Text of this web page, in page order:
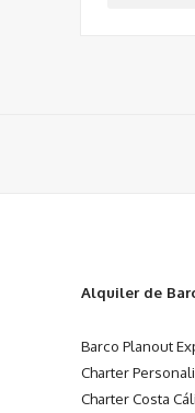
Alquiler de
Barco Planout
Charter
Charter Costa